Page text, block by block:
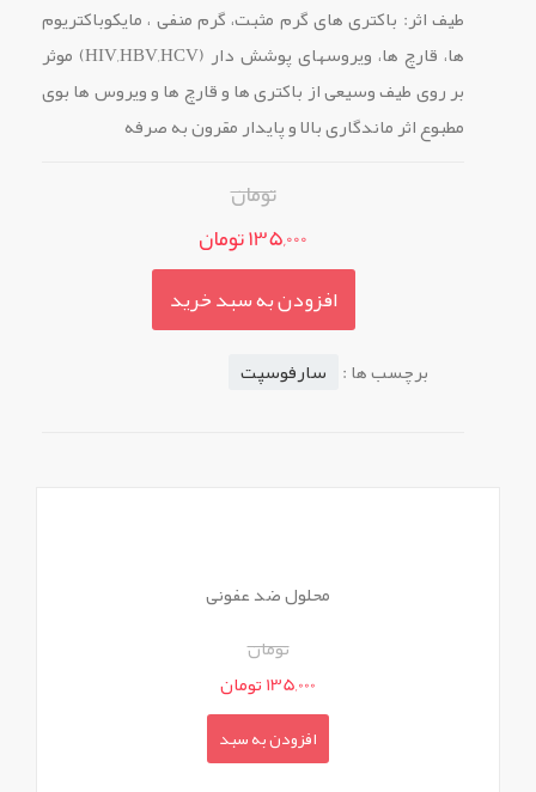
طیف اثر: باکتری های گرم مثبت، گرم منفی ، مایکوباکتریوم
ها، قارچ ها، ویروسهای پوشش دار (HIV,HBV,HCV) موثر
بر روی طیف وسیعی از باکتری ها و قارچ ها و ویروس ها بوی
مطبوع اثر ماندگاری بالا و پایدار مقرون به صرفه
تومان
135,000 تومان
افزودن به سبد خرید
برچسب ها : سارفوسپت
محلول ضد عفونی
تومان
135,000 تومان
افزودن به سبد